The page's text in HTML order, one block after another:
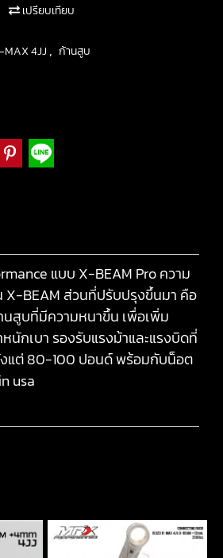
เปรียบเทียบ
MAX 4JJ , ก้านสูบ
แบบ X-BEAM Pro ความ
X-BEAM ส่วนที่ปรับปรุงขึ้นมา คือ
สูบที่มีความหนาขึ้น เพื่อเพิ่ม
นักเบา รองรับแรงม้าและแรงบิดที่
แต่ 80-100 ปอนด์ พร้อมกับน็อต
usa